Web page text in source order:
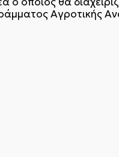
Αγροτικής